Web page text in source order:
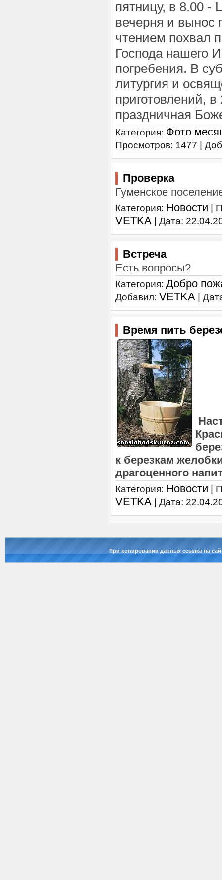
пятницу, в 8.00 -
вечерня и вынос
чтением похвал
Господа нашего
погребения. В
литургия и
приготовлений,
праздничная
Категория: Фото
Просмотров: 1477 |
Проверка
Гуменское
Категория: Новости |
VETKA | Дата:
Встреча
Есть вопросы?
Категория: Добро
Добавил: VETKA |
Время пить
к березкам
драгоценного
Категория: Новости |
VETKA | Дата:
При копировании данных ссылка на